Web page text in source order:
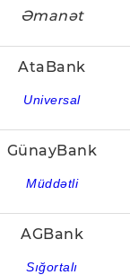
Əmanət
AtaBank
Universal
GünayBank
Müddətli
AGBank
Sığortalı